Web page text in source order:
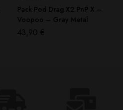
Pack Pod Drag X2 PnP X –
Voopoo – Gray Metal
43,90 €